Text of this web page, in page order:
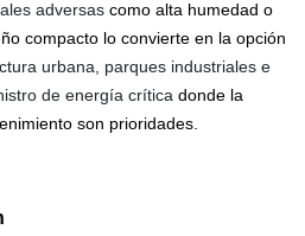
adversas como alta humedad o
compacto lo convierte en la opción
urbana, parques industriales e
de energía crítica donde la
son prioridades.